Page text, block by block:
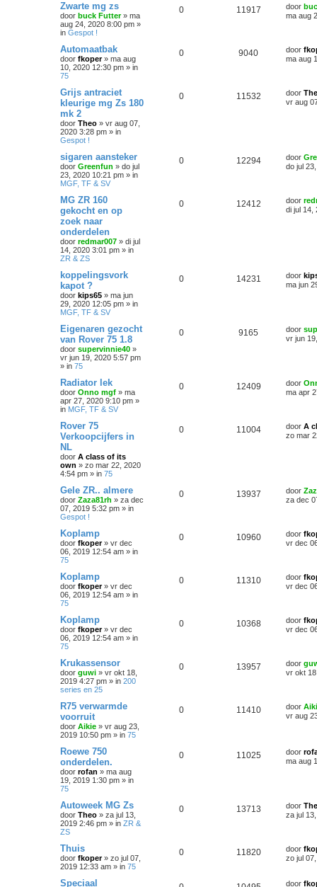
Zwarte mg zs
door buck Futter» ma
aug 24, 2020 8:00 pm »
in Gespot !
0 11917 door
ma aug
Automaatbak
door fkoper» ma aug
10, 2020 12:30 pm » in
75
0 9040 door
ma aug
Grijs antraciet
kleurige mg Zs 180
mk 2
door Theo » vr aug 07,
2020 3:28 pm » in
Gespot !
0 11532 door
vr aug
sigaren aansteker
door Greenfun » do jul
23, 2020 10:21 pm » in
MGF, TF & SV
0 12294 door
do jul
MG ZR 160
gekocht en op
zoek naar
onderdelen
door redmar007 » di jul
14, 2020 3:01 pm » in
ZR & ZS
0 12412 door
di jul 14,
koppelingsvork
kapot ?
door kips65 » ma jun
29, 2020 12:05 pm » in
MGF, TF & SV
0 14231 door
ma jun
Eigenaren gezocht
van Rover 75 1.8
door supervinnie40 »
vr jun 19, 2020 5:57 pm
» in 75
0 9165 door
vr jun
Radiator lek
door Onno mgf » ma
apr 27, 2020 9:10 pm »
in MGF, TF & SV
0 12409 door
ma apr
Rover 75
Verkoopcijfers in
NL
door A class of its
own » zo mar 22, 2020
4:54 pm » in 75
0 11004 door A
zo mar
Gele ZR.. almere
door Zaza81rh » za dec
07, 2019 5:32 pm » in
Gespot !
0 13937 door
za dec
Koplamp
door fkoper» vr dec
06, 2019 12:54 am » in
75
0 10960 door
vr dec
Koplamp
door fkoper» vr dec
06, 2019 12:54 am » in
75
0 11310 door
vr dec
Koplamp
door fkoper» vr dec
06, 2019 12:54 am » in
75
0 10368 door
vr dec
Krukassensor
door guwi » vr okt 18,
2019 4:27 pm » in 200
series en 25
0 13957 door
vr okt
R75 verwarmde
voorruit
door Aikie » vr aug 23,
2019 10:50 pm » in 75
0 11410 door
vr aug
Roewe 750
onderdelen.
door rofan » ma aug
19, 2019 1:30 pm » in
75
0 11025 door
ma aug
Autoweek MG Zs
door Theo » za jul 13,
2019 2:46 pm » in ZR &
ZS
0 13713 door
za jul
Thuis
door fkoper» zo jul 07,
2019 12:33 am » in 75
0 11820 door
zo jul
Speciaal door